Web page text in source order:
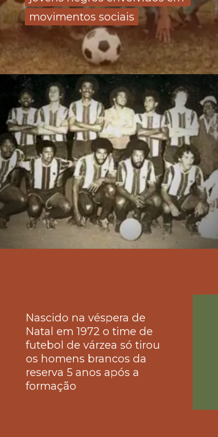
movimentos sociais
movimentos sociais
Nascido na véspera de
Natal em 1972 o time de
futebol de várzea só tirou
os homens brancos da
reserva 5 anos após a
formação